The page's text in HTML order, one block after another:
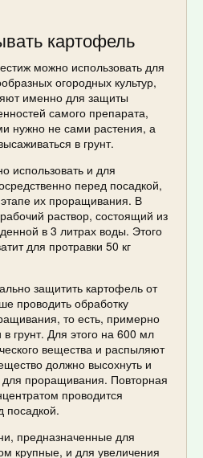
картофель
можно использовать для
огородных культур,
именно для защиты
самого препарата,
нужно не сами растения, а
в грунт.
использовать и для
перед посадкой,
их проращивания. В
раствор, состоящий из
в 3 литрах воды. Этого
для протравки 50 кг
защитить картофель от
проводить обработку
то есть, примерно
грунт. Для этого на 600 мл
вещества и распыляют
должно высохнуть и
для проращивания. Повторная
проводится
посадкой.
предназначенные для
крупные, и для увеличения